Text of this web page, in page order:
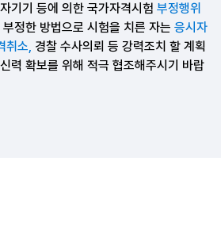
기기 등에 의한 국가자격시험 부정행위
정한 방법으로 시험을 치른 자는 응시자
취소, 경찰 수사의뢰 등 강력조치 할 계획
력 확보를 위해 적극 협조해주시기 바랍